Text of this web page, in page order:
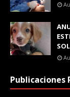
Publicaciones